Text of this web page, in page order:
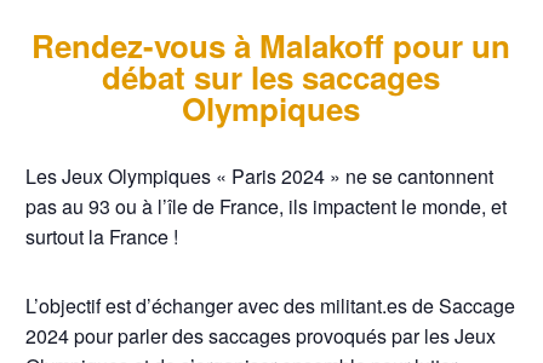
Rendez-vous à Malakoff pour un
débat sur les saccages
Olympiques
Les Jeux Olympiques « Paris 2024 » ne se cantonnent
pas au 93 ou à l’île de France, ils impactent le monde, et
surtout la France !
L’objectif est d’échanger avec des militant.es de Saccage
2024 pour parler des saccages provoqués par les Jeux